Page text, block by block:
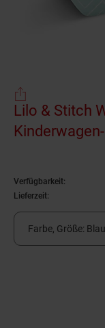
Lilo & Stitch
Verfügbarkeit:
Lieferzeit:
Farbe, Größe: